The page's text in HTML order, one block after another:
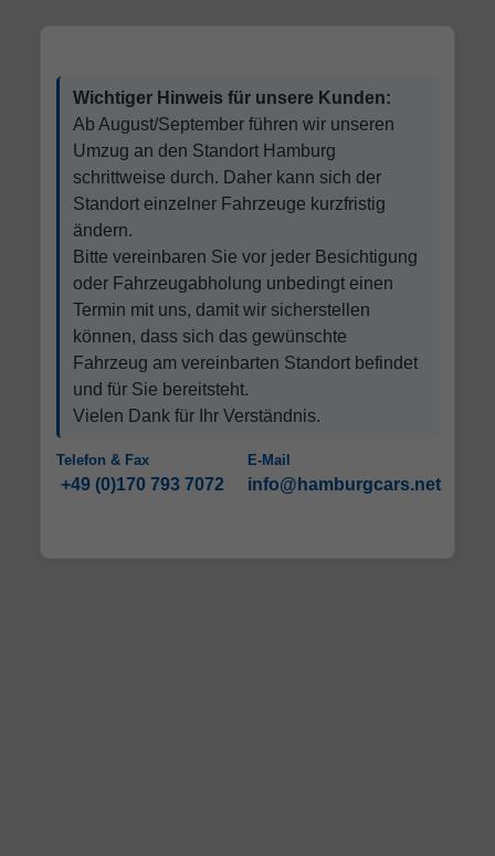
Wichtiger Hinweis für unsere Kunden:
Ab August/September führen wir unseren
Umzug an den Standort Hamburg
schrittweise durch. Daher kann sich der
Standort einzelner Fahrzeuge kurzfristig
ändern.
Bitte vereinbaren Sie vor jeder Besichtigung
oder Fahrzeugabholung unbedingt einen
Termin mit uns, damit wir sicherstellen
können, dass sich das gewünschte
Fahrzeug am vereinbarten Standort befindet
und für Sie bereitsteht.
Vielen Dank für Ihr Verständnis.
Telefon & Fax
+49 (0)170 793 7072
E-Mail
info@hamburgcars.net